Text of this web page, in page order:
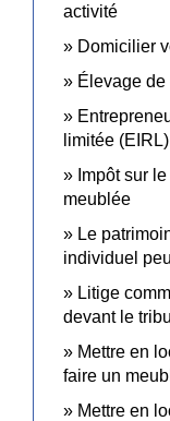
activité
Domicilier
Élevage
limitée
Impôt sur
meublée
Le
individuel
Litige
devant le
Mettre en
faire un
Mettre en